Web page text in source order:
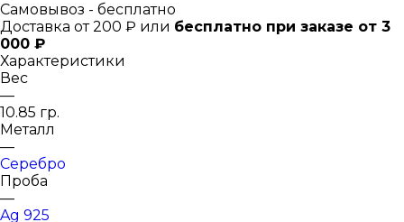
Самовывоз - бесплатно
Доставка от 200 ₽ или бесплатно при заказе от 3
000 ₽
Характеристики
Вес
—
10.85 гр.
Металл
—
Серебро
Проба
—
Ag 925